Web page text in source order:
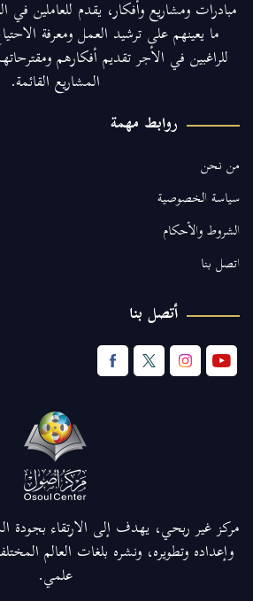
مبادرات ومشاريع وأفكار، يقدم للعاملين في
ما يعينهم على ترشيد العمل ومعرفة
للراغبين في الأجر تقديم أفكارهم
المشاريع القائمة.
روابط مهمة
من نحن
سياسة الخصوصية
الشروط والأحكام
اتصل بنا
أتصل بنا
مركز غير ربحي، يهدف إلى الارتقاء بجودة
وإعداده وتطويره، ونشره بلغات العالم
علمي.